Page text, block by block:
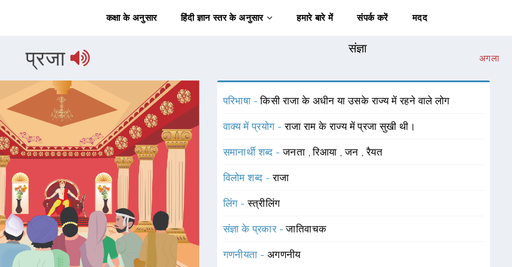
कक्षा के अनुसार हिंदी ज्ञान स्तर के अनुसार हमारे बारे में संपर्क करें मदद
प्रजा संज्ञा
अगला
परिभाषा -किसी राजा के अधीन या उसके राज्य में रहने वाले लोग
वाक्य में प्रयोग -राजा राम के राज्य में प्रजा सुखी थी।
समानार्थी शब्द -जनता ,रिआया ,जन ,रैयत
विलोम शब्द -राजा
लिंग -स्त्रीलिंग
संज्ञा के प्रकार -जातिवाचक
गणनीयता - अगणनीय